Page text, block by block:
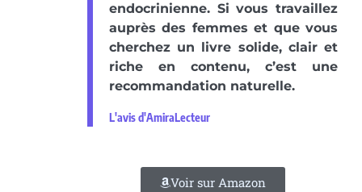
endocrinienne. Si vous travaillez
auprès des femmes et que vous
cherchez un livre solide, clair et
riche en contenu, c’est une
recommandation naturelle.
L'avis d'AmiraLecteur
Voir sur Amazon